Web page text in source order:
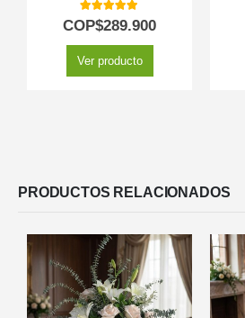
5.00out of 5
COP$289.900
Ver producto
PRODUCTOS RELACIONADOS